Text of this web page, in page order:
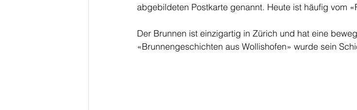
abgebildeten Postkarte genannt. Heute ist häufig vom
Der Brunnen ist einzigartig in Zürich und hat eine
«Brunnengeschichten aus Wollishofen» wurde sein